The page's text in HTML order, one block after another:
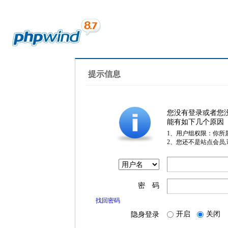
提示信息
您没有登录或者您
能有如下几个原因
1、用户组权限：你所
2、您还不是站点会员
密 码
找回密码
隐身登录 开启 关闭